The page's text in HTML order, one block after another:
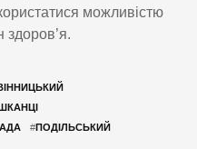
можливістю
здоров’я.
#ПОДІЛЬСЬКИЙ